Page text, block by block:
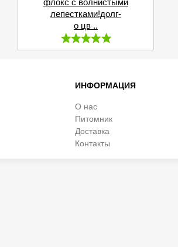
флокс с волнистыми
лепестками!долг-
о цв ..
ИНФОРМАЦИЯ
О нас
Питомник
Доставка
Контакты